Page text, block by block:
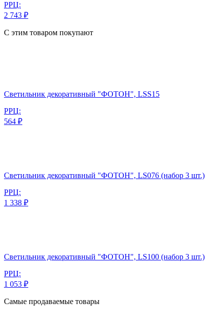
РРЦ:
2 743 ₽
С этим товаром покупают
Светильник декоративный "ФОТОН", LSS15
РРЦ:
564 ₽
Светильник декоративный "ФОТОН", LS076 (набор 3 шт.)
РРЦ:
1 338 ₽
Светильник декоративный "ФОТОН", LS100 (набор 3 шт.)
РРЦ:
1 053 ₽
Самые продаваемые товары